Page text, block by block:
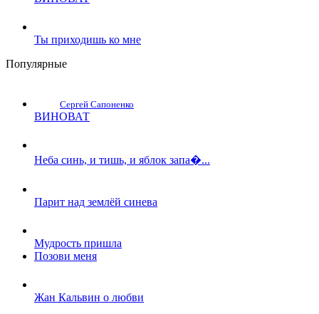
Ты приходишь ко мне
Популярные
Сергей Сапоненко
ВИНОВАТ
Неба синь, и тишь, и яблок запа�...
Парит над землёй синева
Мудрость пришла
Позови меня
Жан Кальвин о любви